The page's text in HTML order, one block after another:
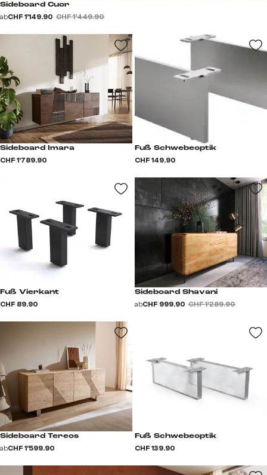
Sideboard Imara
CHF 1’789.90
Fuß Schwebeoptik
CHF 149.90
Fuß Vierkant
CHF 89.90
Sideboard Shavani
abCHF 999.90 CHF 1’289.90
Sideboard Tereos
abCHF 1’599.90
Fuß Schwebeoptik
CHF 139.90
Sideboard Cuor
abCHF 1’149.90 CHF 1’449.90